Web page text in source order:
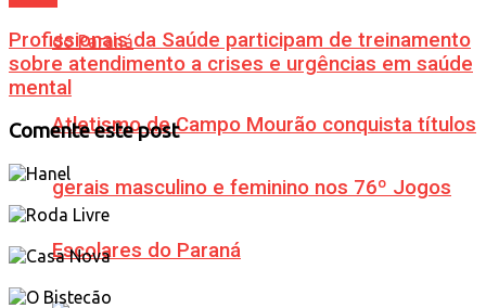
Atletismo de Campo Mourão conquista títulos
gerais masculino e feminino nos 76º Jogos
Escolares do Paraná
Profissionais da Saúde participam de treinamento
sobre atendimento a crises e urgências em saúde
mental
Comente este post